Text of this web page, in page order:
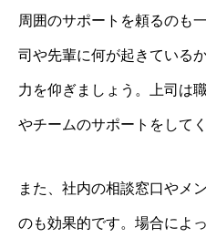
周囲のサポートを頼るのも
司や先輩に何が起きている
力を仰ぎましょう。上司は
やチームのサポートをして
また、社内の相談窓口やメ
のも効果的です。場合によ